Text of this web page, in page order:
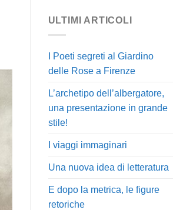
ULTIMI ARTICOLI
I Poeti segreti al Giardino
delle Rose a Firenze
L’archetipo dell’albergatore,
una presentazione in grande
stile!
I viaggi immaginari
Una nuova idea di letteratura
E dopo la metrica, le figure
retoriche